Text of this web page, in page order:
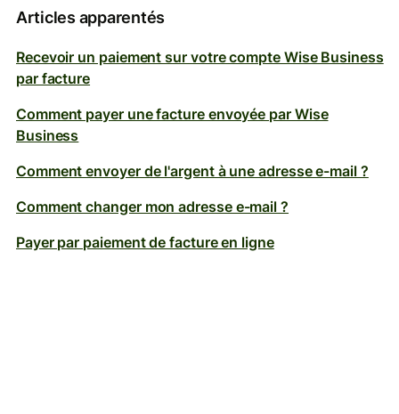
Articles apparentés
Recevoir un paiement sur votre compte Wise Business
par facture
Comment payer une facture envoyée par Wise
Business
Comment envoyer de l'argent à une adresse e-mail ?
Comment changer mon adresse e-mail ?
Payer par paiement de facture en ligne